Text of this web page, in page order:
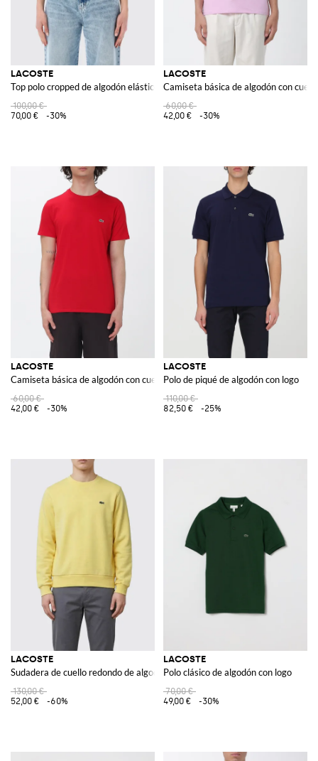
LACOSTE
Top polo cropped de algodón elástico con cuello clásico
100,00 €
70,00 €
-30%
LACOSTE
Camiseta básica de algodón con
60,00 €
42,00 €
-30%
LACOSTE
Camiseta básica de algodón con cuello redondo
60,00 €
42,00 €
-30%
LACOSTE
Polo de piqué de algodón con logo
110,00 €
82,50 €
-25%
LACOSTE
Sudadera de cuello redondo de algodón
130,00 €
52,00 €
-60%
LACOSTE
Polo clásico de algodón con logo
70,00 €
49,00 €
-30%